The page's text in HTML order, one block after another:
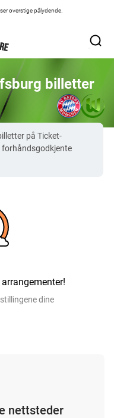
overstige pålydende.
billetter
på Ticket-
forhåndsgodkjente
dine
nettsteder